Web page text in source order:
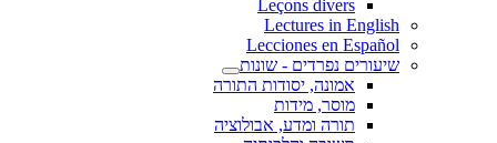
Leçons divers
Lectures in English
Lecciones en Español
שיעורים נפרדים - שונות
אמונה, יסודות התורה
מוסר, מידות
תורה ומדע, אבולוציה